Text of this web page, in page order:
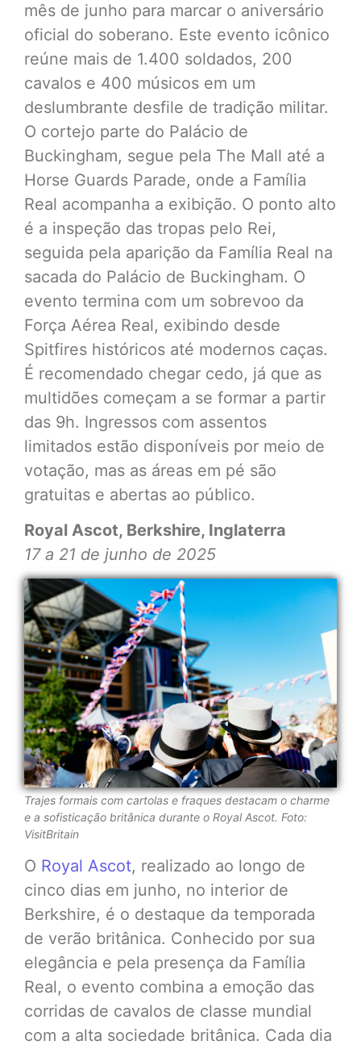
mês de junho para marcar o aniversário
oficial do soberano. Este evento icônico
reúne mais de 1.400 soldados, 200
cavalos e 400 músicos em um
deslumbrante desfile de tradição militar.
O cortejo parte do Palácio de
Buckingham, segue pela The Mall até a
Horse Guards Parade, onde a Família
Real acompanha a exibição. O ponto alto
é a inspeção das tropas pelo Rei,
seguida pela aparição da Família Real na
sacada do Palácio de Buckingham. O
evento termina com um sobrevoo da
Força Aérea Real, exibindo desde
Spitfires históricos até modernos caças.
É recomendado chegar cedo, já que as
multidões começam a se formar a partir
das 9h. Ingressos com assentos
limitados estão disponíveis por meio de
votação, mas as áreas em pé são
gratuitas e abertas ao público.
Royal Ascot, Berkshire, Inglaterra
17 a 21 de junho de 2025
Trajes formais com cartolas e fraques destacam o charme
e a sofisticação britânica durante o Royal Ascot. Foto:
VisitBritain
O Royal Ascot, realizado ao longo de
cinco dias em junho, no interior de
Berkshire, é o destaque da temporada
de verão britânica. Conhecido por sua
elegância e pela presença da Família
Real, o evento combina a emoção das
corridas de cavalos de classe mundial
com a alta sociedade britânica. Cada dia